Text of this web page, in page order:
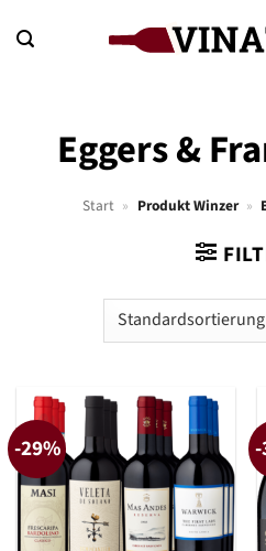
Inhalt
Eggers &
Start » Produkt Winzer »
-29%